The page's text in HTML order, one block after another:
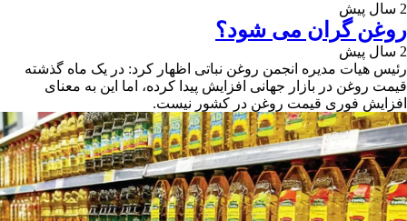
2 سال پیش
روغن گران می شود؟
2 سال پیش
رئیس هیات مدیره انجمن روغن نباتی اظهار کرد: در یک ماه گذشته
قیمت روغن در بازار جهانی افزایش پیدا کرده، اما این به معنای
افزایش فوری قیمت روغن در کشور نیست.